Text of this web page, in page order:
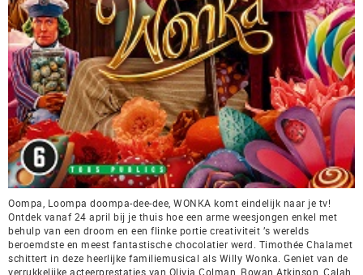
Oompa, Loompa doompa-dee-dee, WONKA komt eindelijk naar je tv!
Ontdek vanaf 24 april bij je thuis hoe een arme weesjongen enkel met
behulp van een droom en een flinke portie creativiteit ’s werelds
beroemdste en meest fantastische chocolatier werd. Timothée Chalamet
schittert in deze heerlijke familiemusical als Willy Wonka. Geniet van de
verrukkelijke acteerprestaties van Olivia Colman, Rowan Atkinson, Calah